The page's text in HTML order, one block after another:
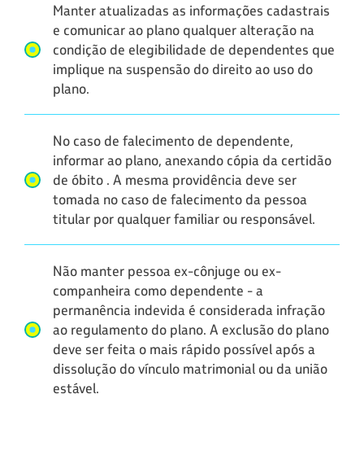
Manter atualizadas as informações cadastrais
e comunicar ao plano qualquer alteração na
condição de elegibilidade de dependentes que
implique na suspensão do direito ao uso do
plano.
No caso de falecimento de dependente,
informar ao plano, anexando cópia da certidão
de óbito . A mesma providência deve ser
tomada no caso de falecimento da pessoa
titular por qualquer familiar ou responsável.
Não manter pessoa ex-cônjuge ou ex-
companheira como dependente - a
permanência indevida é considerada infração
ao regulamento do plano. A exclusão do plano
deve ser feita o mais rápido possível após a
dissolução do vínculo matrimonial ou da união
estável.